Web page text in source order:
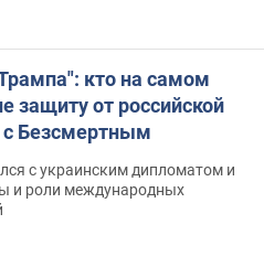
кто на самом
защиту от российской
с Безсмертным
с украинским дипломатом и
и роли международных